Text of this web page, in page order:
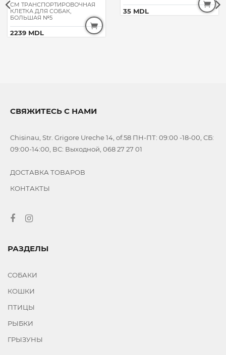
CM ТРАНСПОРТИРОВОЧНАЯ
КЛЕТКА ДЛЯ СОБАК,
БОЛЬШАЯ №5
2239 MDL
35 MDL
СВЯЖИТЕСЬ С НАМИ
Chisinau, Str. Grigore Ureche 14, of.58 ПН-ПТ: 09:00 -18-00, СБ:
09:00-14:00, ВС: Выходной, 068 27 27 01
ДОСТАВКА ТОВАРОВ
КОНТАКТЫ
РАЗДЕЛЫ
СОБАКИ
КОШКИ
ПТИЦЫ
РЫБКИ
ГРЫЗУНЫ